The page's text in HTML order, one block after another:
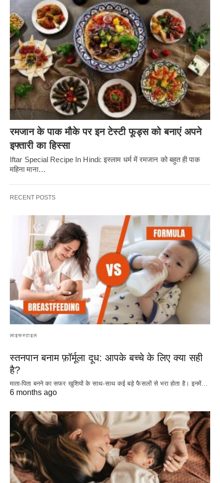
रमजान के पाक मौके पर इन टेस्टी फूड्स को बनाएं अपने
इफ्तारी का हिस्सा
Iftar Special Recipe In Hindi: इस्लाम धर्म में रमजान को बहुत ही पाक
महिना माना…
RECENT POSTS
लाइफस्टाइल
स्तनपान बनाम फ़ॉर्मूला दूध: आपके बच्चे के लिए क्या सही
है?
माता-पिता बनने का सफर खुशियों के साथ-साथ कई बड़े फैसलों से भरा होता है। इनमें…
6 months ago